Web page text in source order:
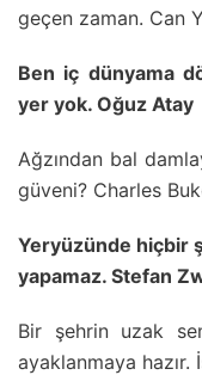
geçen zaman. Can
Ben iç dünyama
yer yok. Oğuz Atay
Ağzından bal
güveni? Charles
Yeryüzünde hiçbir
yapamaz. Stefan
Bir şehrin uzak
ayaklanmaya hazır.